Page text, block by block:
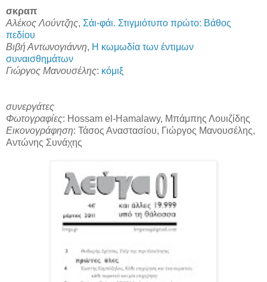
σκραπ
Αλέκος Λούντζης, Σάι-φάι. Στιγμιότυπο πρώτο: Βάθος
πεδίου
Βιβή Αντωνογιάννη, H κωμωδία των έντιμων
συναισθημάτων
Γιώργος Μανουσέλης: κόμιξ
συνεργάτες
Φωτογραφίες: Hossam el-Hamalawy, Μπάμπης Λουιζίδης
Εικονογράφηση: Τάσος Αναστασίου, Γιώργος Μανουσέλης,
Αντώνης Συνάχης